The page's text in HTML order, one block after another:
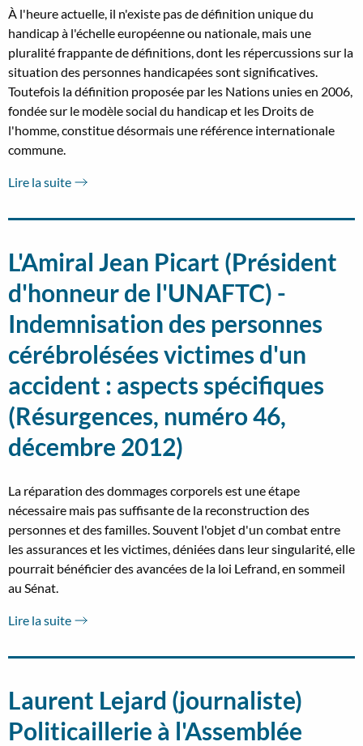
À l'heure actuelle, il n'existe pas de définition unique du
handicap à l'échelle européenne ou nationale, mais une
pluralité frappante de définitions, dont les répercussions sur la
situation des personnes handicapées sont significatives.
Toutefois la définition proposée par les Nations unies en 2006,
fondée sur le modèle social du handicap et les Droits de
l'homme, constitue désormais une référence internationale
commune.
Lire la suite
L'Amiral Jean Picart (Président
d'honneur de l'UNAFTC) -
Indemnisation des personnes
cérébrolésées victimes d'un
accident : aspects spécifiques
(Résurgences, numéro 46,
décembre 2012)
La réparation des dommages corporels est une étape
nécessaire mais pas suffisante de la reconstruction des
personnes et des familles. Souvent l'objet d'un combat entre
les assurances et les victimes, déniées dans leur singularité, elle
pourrait bénéficier des avancées de la loi Lefrand, en sommeil
au Sénat.
Lire la suite
Laurent Lejard (journaliste)
Politicaillerie à l'Assemblée